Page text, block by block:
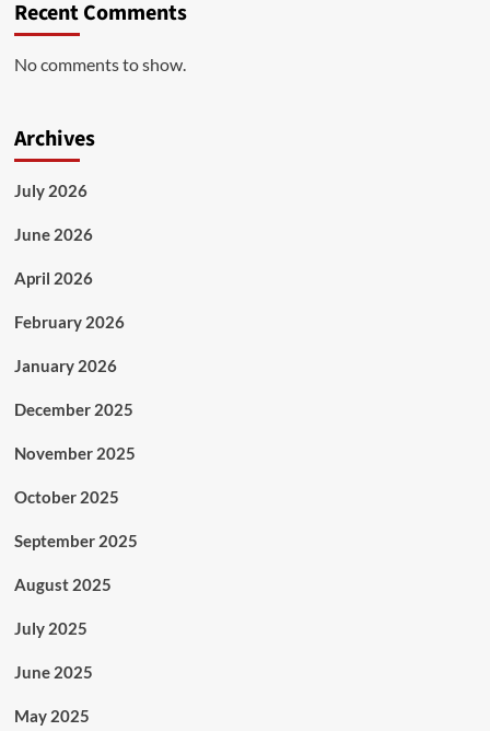
Recent Comments
No comments to show.
Archives
July 2026
June 2026
April 2026
February 2026
January 2026
December 2025
November 2025
October 2025
September 2025
August 2025
July 2025
June 2025
May 2025